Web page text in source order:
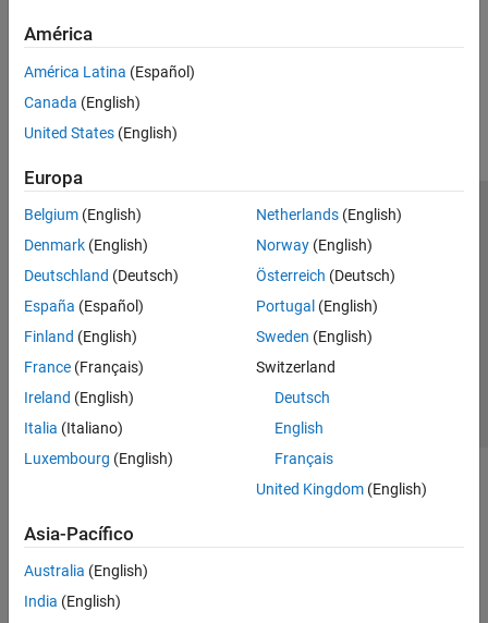
América
América Latina (Español)
Canada (English)
United States (English)
Europa
Belgium (English)
Denmark (English)
Deutschland (Deutsch)
España (Español)
Finland (English)
France (Français)
Ireland (English)
Italia (Italiano)
Luxembourg (English)
Netherlands(English)
Norway(English)
Österreich (Deutsch)
Portugal (English)
Sweden (English)
Switzerland
Deutsch
English
Français
United Kingdom(English)
Asia-Pacífico
Australia (English)
India (English)
Centro de confianza
Marcas comerciales
Política de privacidad
Antipiratería
Estado de las aplicaciones
Información de contacto
© 1994-2026 The MathWorks, Inc.
Seleccione un país/